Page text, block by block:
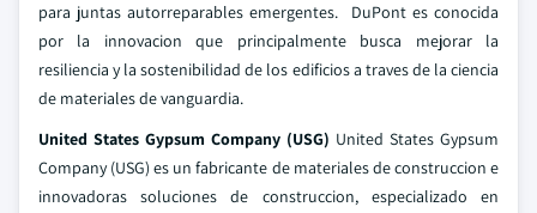
para juntas autorreparables emergentes. DuPont es conocida
por la innovacion que principalmente busca mejorar la
resiliencia y la sostenibilidad de los edificios a traves de la ciencia
de materiales de vanguardia.
United States Gypsum Company (USG) United States Gypsum
Company (USG) es un fabricante de materiales de construccion e
innovadoras soluciones de construccion, especializado en